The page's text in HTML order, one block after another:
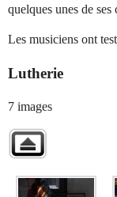
quelques unes de ses
Les musiciens ont
Lutherie
7 images